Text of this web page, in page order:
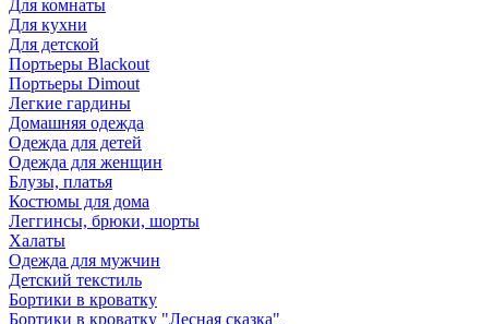
Для комнаты
Для кухни
Для детской
Портьеры Blackout
Портьеры Dimout
Легкие гардины
Домашняя одежда
Одежда для детей
Одежда для женщин
Блузы, платья
Костюмы для дома
Леггинсы, брюки, шорты
Халаты
Одежда для мужчин
Детский текстиль
Бортики в кроватку
Бортики в кроватку "Лесная сказка"